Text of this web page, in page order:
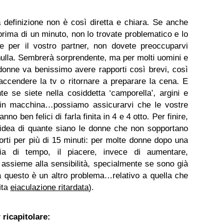
definizione non è così diretta e chiara. Se anche
di un minuto, non lo trovate problematico e lo
per il vostro partner, non dovete preoccuparvi
Sembrerà sorprendente, ma per molti uomini e
va benissimo avere rapporti così brevi, così
la tv o ritornare a preparare la cena. E
se siete nella cosiddetta ‘camporella’, argini e
macchina…possiamo assicurarvi che le vostre
ben felici di farla finita in 4 e 4 otto. Per finire,
di quante siano le donne che non sopportano
per più di 15 minuti: per molte donne dopo una
di tempo, il piacere, invece di aumentare,
alla sensibilità, specialmente se sono già
questo è un altro problema…relativo a quella che
eiaculazione ritardata).
ricapitolare: